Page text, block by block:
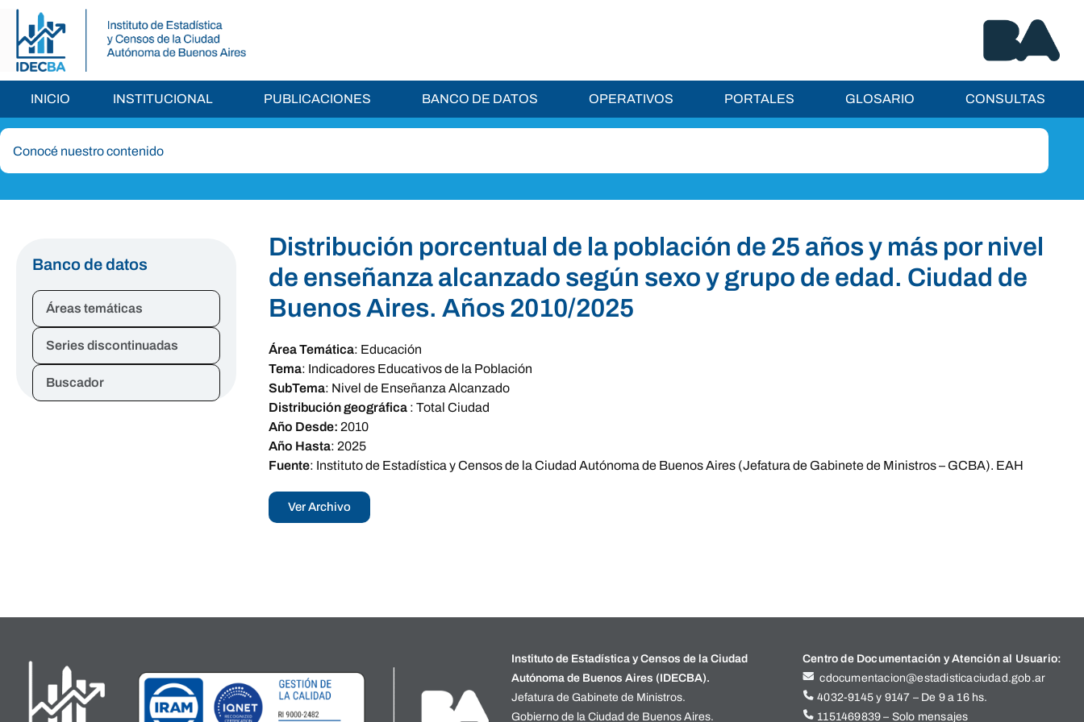
INICIO INSTITUCIONAL PUBLICACIONES BANCO DE DATOS OPERATIVOS PORTALES GLOSARIO CONSULTAS
Banco de datos
Áreas temáticas
Series discontinuadas
Buscador
Distribución porcentual de la población de 25 años y más por nivel
de enseñanza alcanzado según sexo y grupo de edad. Ciudad de
Buenos Aires. Años 2010/2025
Área Temática: Educación
Tema: Indicadores Educativos de la Población
SubTema: Nivel de Enseñanza Alcanzado
Distribución geográfica : Total Ciudad
Año Desde: 2010
Año Hasta: 2025
Fuente: Instituto de Estadística y Censos de la Ciudad Autónoma de Buenos Aires (Jefatura de Gabinete de Ministros – GCBA). EAH
Ver Archivo
Instituto de Estadística y Censos de la Ciudad
Autónoma de Buenos Aires (IDECBA).
Jefatura de Gabinete de Ministros.
Gobierno de la Ciudad de Buenos Aires.
Centro de Documentación y Atención al Usuario:
cdocumentacion@estadisticaciudad.gob.ar
4032-9145 y 9147 – De 9 a 16 hs.
1151469839 – Solo mensajes